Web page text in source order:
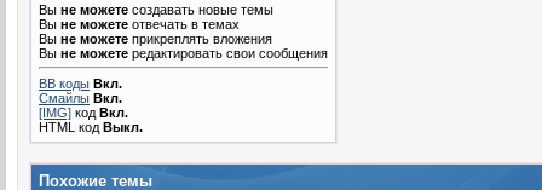
Вы не можете создавать новые темы
Вы не можете отвечать в темах
Вы не можете прикреплять вложения
Вы не можете редактировать свои сообщения
BB коды Вкл.
Смайлы Вкл.
[IMG] код Вкл.
HTML код Выкл.
Похожие темы